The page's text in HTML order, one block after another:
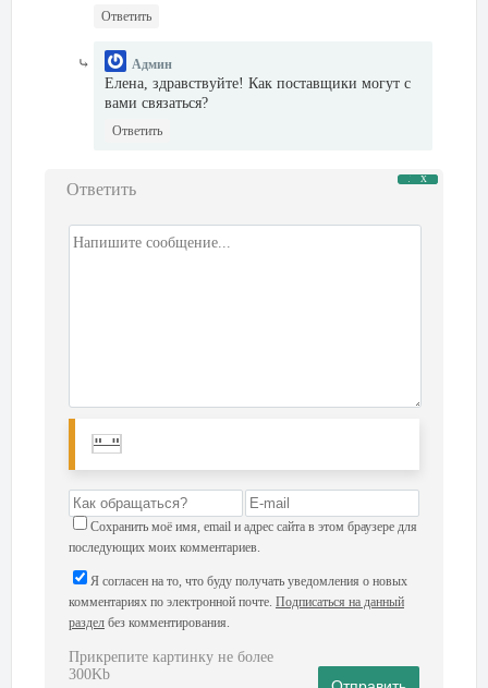
Ответить
Админ
Елена, здравствуйте! Как поставщики могут с
вами связаться?
Ответить
Ответить
Лана
Х
Сохранить моё имя, email и адрес сайта в этом браузере для
последующих моих комментариев.
Я согласен на то, что буду получать уведомления о новых
комментариях по электронной почте. Подписаться на данный
раздел без комментирования.
Прикрепите картинку не более
300Kb